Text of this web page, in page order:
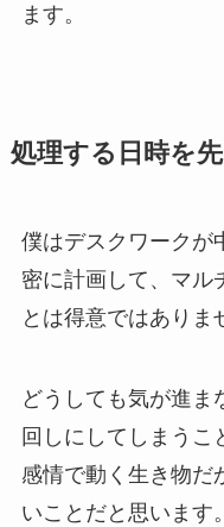
ます。
処理する日時を
僕はデスクワークが
密に計画して、マル
とは得意ではありま
どうしても気が進ま
回しにしてしまうこ
感情で動く生き物だ
いことだと思います。